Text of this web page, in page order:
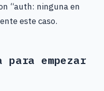
“auth: ninguna en
este caso.
empezar